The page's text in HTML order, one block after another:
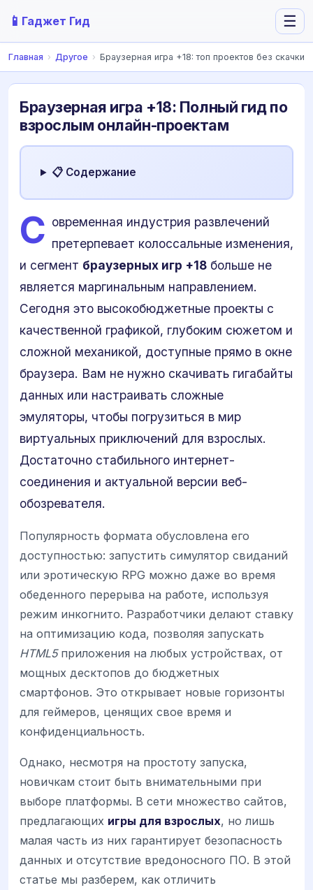
📱 Гаджет Гид ☰
Главная › Другое › Браузерная игра +18: топ проектов без скачки
Браузерная игра +18: Полный гид по
взрослым онлайн-проектам
📋 Содержание
С овременная индустрия развлечений
претерпевает колоссальные изменения,
и сегмент браузерных игр +18 больше не
является маргинальным направлением.
Сегодня это высокобюджетные проекты с
качественной графикой, глубоким сюжетом и
сложной механикой, доступные прямо в окне
браузера. Вам не нужно скачивать гигабайты
данных или настраивать сложные
эмуляторы, чтобы погрузиться в мир
виртуальных приключений для взрослых.
Достаточно стабильного интернет-
соединения и актуальной версии веб-
обозревателя.
Популярность формата обусловлена его
доступностью: запустить симулятор свиданий
или эротическую RPG можно даже во время
обеденного перерыва на работе, используя
режим инкогнито. Разработчики делают ставку
на оптимизацию кода, позволяя запускать
HTML5приложения на любых устройствах, от
мощных десктопов до бюджетных
смартфонов. Это открывает новые горизонты
для геймеров, ценящих свое время и
конфиденциальность.
Однако, несмотря на простоту запуска,
новичкам стоит быть внимательными при
выборе платформы. В сети множество сайтов,
предлагающих игры для взрослых, но лишь
малая часть из них гарантирует безопасность
данных и отсутствие вредоносного ПО. В этой
статье мы разберем, как отличить